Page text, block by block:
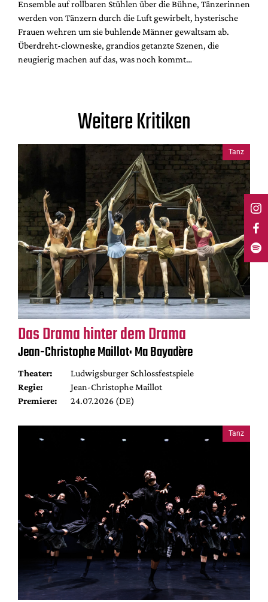
Ensemble auf rollbaren Stühlen über die Bühne, Tänzerinnen
werden von Tänzern durch die Luft gewirbelt, hysterische
Frauen wehren um sie buhlende Männer gewaltsam ab.
Überdreht-clowneske, grandios getanzte Szenen, die
neugierig machen auf das, was noch kommt…
Weitere Kritiken
Tanz
Das Drama hinter dem Drama
Jean-Christophe Maillot: Ma Bayadère
Theater:
Ludwigsburger Schlossfestspiele
Regie:
Jean-Christophe Maillot
Premiere:
24.07.2026 (DE)
Tanz